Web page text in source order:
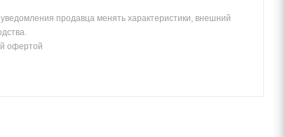
продавца менять характеристики, внешний
офертой